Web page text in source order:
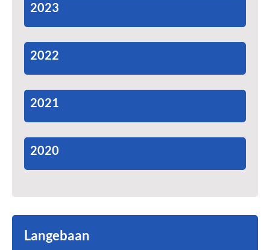
2023
2022
2021
2020
Langebaan